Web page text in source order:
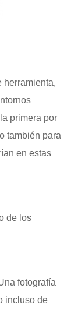
herramienta,
primera por
también para
en estas
de los
fotografía
incluso de